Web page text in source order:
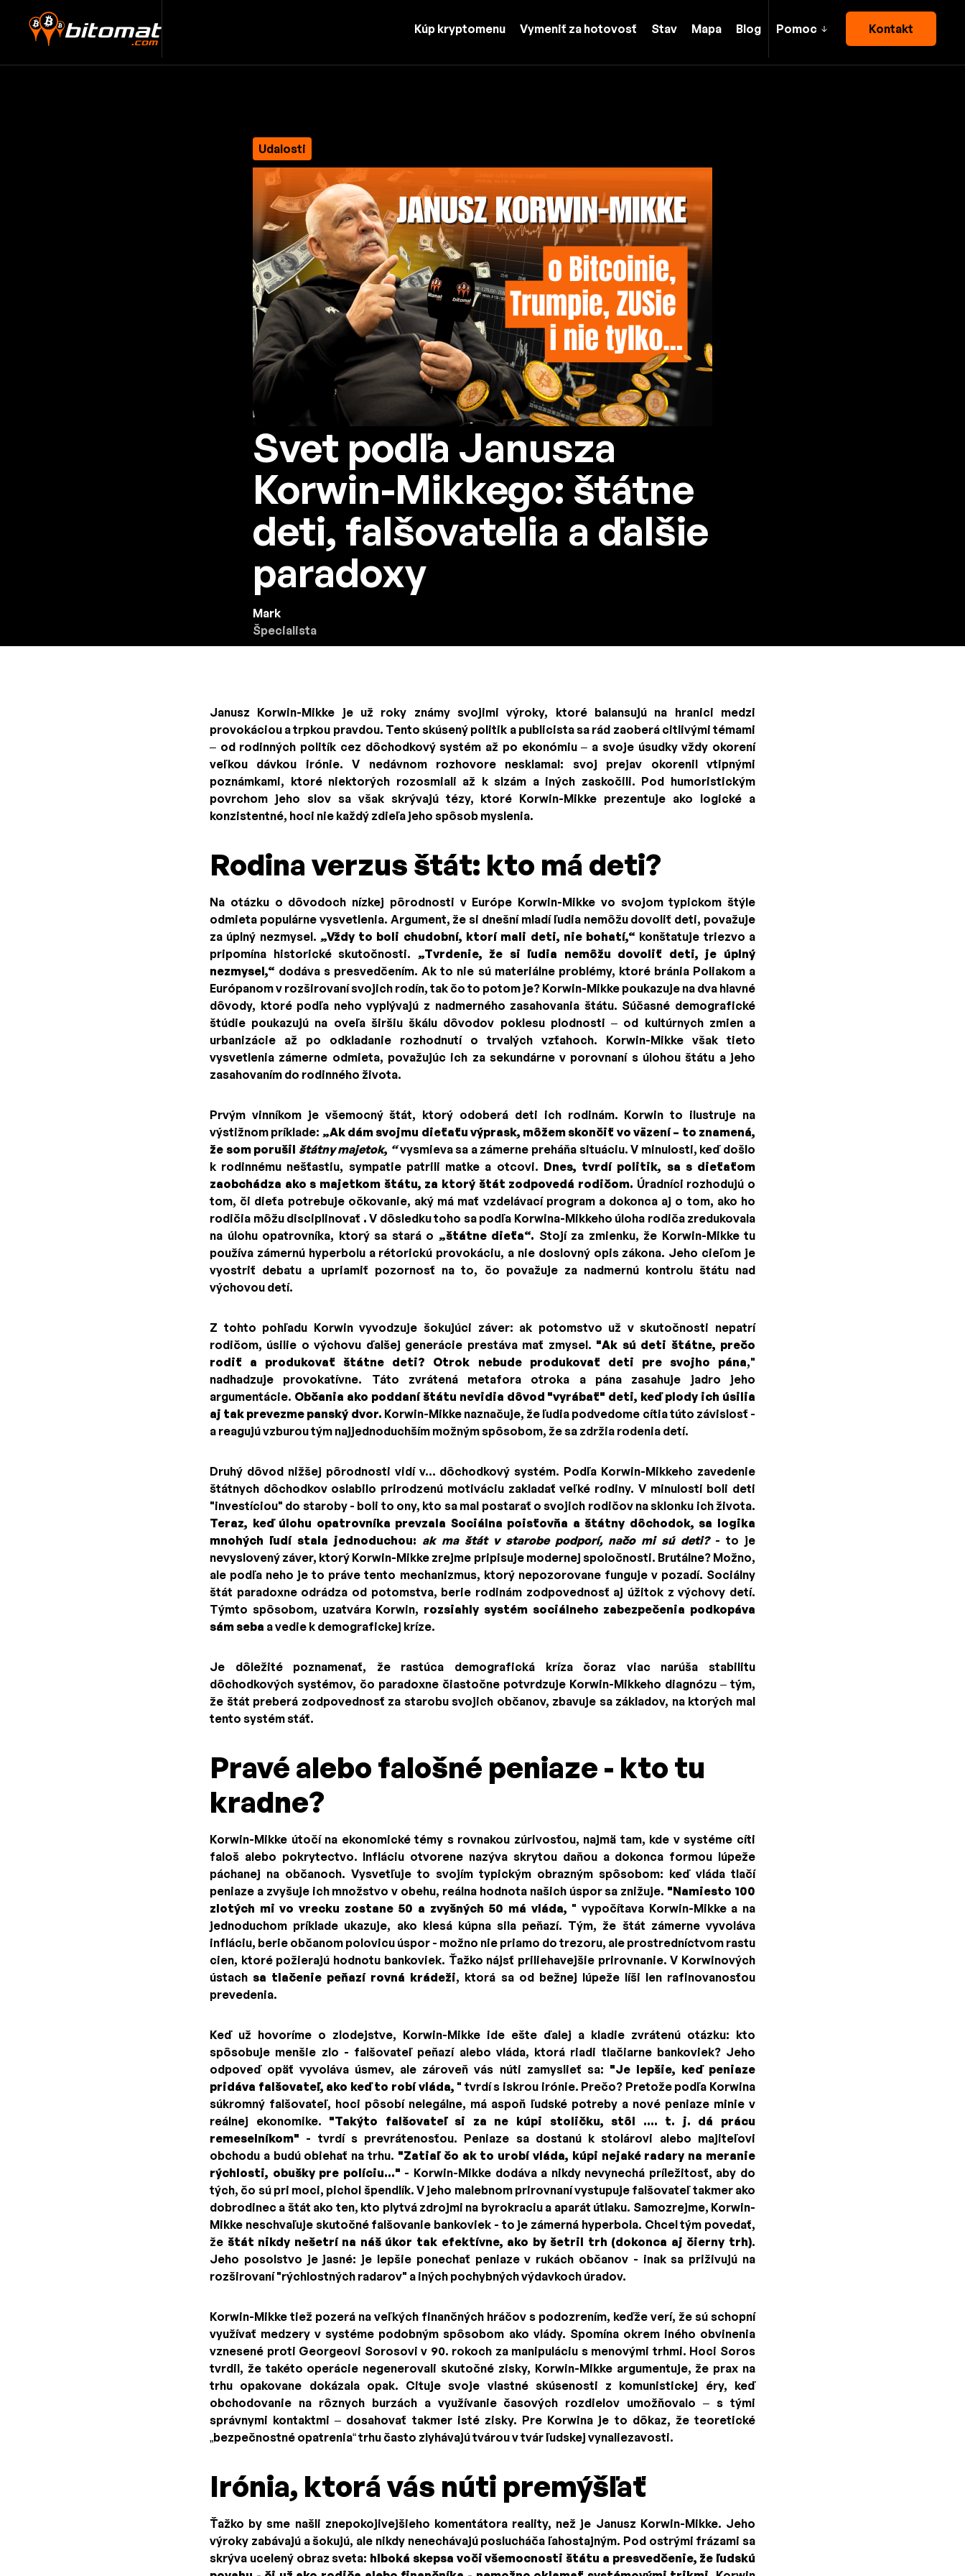
Kúp kryptomenu Vymeniť za hotovosť Stav Mapa Blog Pomoc Kontakt
Udalosti
Svet podľa Janusza
Korwin-Mikkego: štátne
deti, falšovatelia a ďalšie
paradoxy
Mark
Špecialista
Janusz Korwin-Mikke je už roky známy svojimi výroky, ktoré balansujú na hranici medzi
provokáciou a trpkou pravdou. Tento skúsený politik a publicista sa rád zaoberá citlivými témami
– od rodinných politík cez dôchodkový systém až po ekonómiu – a svoje úsudky vždy okorení
veľkou dávkou irónie. V nedávnom rozhovore nesklamal: svoj prejav okorenil vtipnými
poznámkami, ktoré niektorých rozosmiali až k slzám a iných zaskočili. Pod humoristickým
povrchom jeho slov sa však skrývajú tézy, ktoré Korwin-Mikke prezentuje ako logické a
konzistentné, hoci nie každý zdieľa jeho spôsob myslenia.
Rodina verzus štát: kto má deti?
Na otázku o dôvodoch nízkej pôrodnosti v Európe Korwin-Mikke vo svojom typickom štýle
odmieta populárne vysvetlenia. Argument, že si dnešní mladí ľudia nemôžu dovoliť deti, považuje
za úplný nezmysel. „Vždy to boli chudobní, ktorí mali deti, nie bohatí,“ konštatuje triezvo a
pripomína historické skutočnosti. „Tvrdenie, že si ľudia nemôžu dovoliť deti, je úplný
nezmysel,“ dodáva s presvedčením. Ak to nie sú materiálne problémy, ktoré bránia Poliakom a
Európanom v rozširovaní svojich rodín, tak čo to potom je? Korwin-Mikke poukazuje na dva hlavné
dôvody, ktoré podľa neho vyplývajú z nadmerného zasahovania štátu. Súčasné demografické
štúdie poukazujú na oveľa širšiu škálu dôvodov poklesu plodnosti – od kultúrnych zmien a
urbanizácie až po odkladanie rozhodnutí o trvalých vzťahoch. Korwin-Mikke však tieto
vysvetlenia zámerne odmieta, považujúc ich za sekundárne v porovnaní s úlohou štátu a jeho
zasahovaním do rodinného života.
Prvým vinníkom je všemocný štát, ktorý odoberá deti ich rodinám. Korwin to ilustruje na
výstižnom príklade: „Ak dám svojmu dieťaťu výprask, môžem skončiť vo väzení – to znamená,
že som porušil štátny majetok, “vysmieva sa a zámerne preháňa situáciu. V minulosti, keď došlo
k rodinnému nešťastiu, sympatie patrili matke a otcovi. Dnes, tvrdí politik, sa s dieťaťom
zaobchádza ako s majetkom štátu, za ktorý štát zodpovedá rodičom. Úradníci rozhodujú o
tom, či dieťa potrebuje očkovanie, aký má mať vzdelávací program a dokonca aj o tom, ako ho
rodičia môžu disciplinovať . V dôsledku toho sa podľa Korwina-Mikkeho úloha rodiča zredukovala
na úlohu opatrovníka, ktorý sa stará o „štátne dieťa“. Stojí za zmienku, že Korwin-Mikke tu
používa zámernú hyperbolu a rétorickú provokáciu, a nie doslovný opis zákona. Jeho cieľom je
vyostriť debatu a upriamiť pozornosť na to, čo považuje za nadmernú kontrolu štátu nad
výchovou detí.
Z tohto pohľadu Korwin vyvodzuje šokujúci záver: ak potomstvo už v skutočnosti nepatrí
rodičom, úsilie o výchovu ďalšej generácie prestáva mať zmysel. "Ak sú deti štátne, prečo
rodiť a produkovať štátne deti? Otrok nebude produkovať deti pre svojho pána,"
nadhadzuje provokatívne. Táto zvrátená metafora otroka a pána zasahuje jadro jeho
argumentácie. Občania ako poddaní štátu nevidia dôvod "vyrábať" deti, keď plody ich úsilia
aj tak prevezme panský dvor. Korwin-Mikke naznačuje, že ľudia podvedome cítia túto závislosť -
a reagujú vzburou tým najjednoduchším možným spôsobom, že sa zdržia rodenia detí.
Druhý dôvod nižšej pôrodnosti vidí v... dôchodkový systém. Podľa Korwin-Mikkeho zavedenie
štátnych dôchodkov oslabilo prirodzenú motiváciu zakladať veľké rodiny. V minulosti boli deti
"investíciou" do staroby - boli to ony, kto sa mal postarať o svojich rodičov na sklonku ich života.
Teraz, keď úlohu opatrovníka prevzala Sociálna poisťovňa a štátny dôchodok, sa logika
mnohých ľudí stala jednoduchou: ak ma štát v starobe podporí, načo mi sú deti?- to je
nevyslovený záver, ktorý Korwin-Mikke zrejme pripisuje modernej spoločnosti. Brutálne? Možno,
ale podľa neho je to práve tento mechanizmus, ktorý nepozorovane funguje v pozadí. Sociálny
štát paradoxne odrádza od potomstva, berie rodinám zodpovednosť aj úžitok z výchovy detí.
Týmto spôsobom, uzatvára Korwin, rozsiahly systém sociálneho zabezpečenia podkopáva
sám seba a vedie k demografickej kríze.
Je dôležité poznamenať, že rastúca demografická kríza čoraz viac narúša stabilitu
dôchodkových systémov, čo paradoxne čiastočne potvrdzuje Korwin-Mikkeho diagnózu – tým,
že štát preberá zodpovednosť za starobu svojich občanov, zbavuje sa základov, na ktorých mal
tento systém stáť.
Pravé alebo falošné peniaze - kto tu
kradne?
Korwin-Mikke útočí na ekonomické témy s rovnakou zúrivosťou, najmä tam, kde v systéme cíti
faloš alebo pokrytectvo. Infláciu otvorene nazýva skrytou daňou a dokonca formou lúpeže
páchanej na občanoch. Vysvetľuje to svojím typickým obrazným spôsobom: keď vláda tlačí
peniaze a zvyšuje ich množstvo v obehu, reálna hodnota našich úspor sa znižuje. "Namiesto 100
zlotých mi vo vrecku zostane 50 a zvyšných 50 má vláda, " vypočítava Korwin-Mikke a na
jednoduchom príklade ukazuje, ako klesá kúpna sila peňazí. Tým, že štát zámerne vyvoláva
infláciu, berie občanom polovicu úspor - možno nie priamo do trezoru, ale prostredníctvom rastu
cien, ktoré požierajú hodnotu bankoviek. Ťažko nájsť priliehavejšie prirovnanie. V Korwinových
ústachsa tlačenie peňazí rovná krádeži, ktorá sa od bežnej lúpeže líši len rafinovanosťou
prevedenia.
Keď už hovoríme o zlodejstve, Korwin-Mikke ide ešte ďalej a kladie zvrátenú otázku: kto
spôsobuje menšie zlo - falšovateľ peňazí alebo vláda, ktorá riadi tlačiarne bankoviek? Jeho
odpoveď opäť vyvoláva úsmev, ale zároveň vás núti zamyslieť sa: "Je lepšie, keď peniaze
pridáva falšovateľ, ako keď to robí vláda, " tvrdí s iskrou irónie. Prečo? Pretože podľa Korwina
súkromný falšovateľ, hoci pôsobí nelegálne, má aspoň ľudské potreby a nové peniaze minie v
reálnej ekonomike. "Takýto falšovateľ si za ne kúpi stoličku, stôl .... t. j. dá prácu
remeselníkom" - tvrdí s prevrátenosťou. Peniaze sa dostanú k stolárovi alebo majiteľovi
obchodu a budú obiehať na trhu. "Zatiaľ čo ak to urobí vláda, kúpi nejaké radary na meranie
rýchlosti, obušky pre políciu..." - Korwin-Mikke dodáva a nikdy nevynechá príležitosť, aby do
tých, čo sú pri moci, pichol špendlík. V jeho malebnom prirovnaní vystupuje falšovateľ takmer ako
dobrodinec a štát ako ten, kto plytvá zdrojmi na byrokraciu a aparát útlaku. Samozrejme, Korwin-
Mikke neschvaľuje skutočné falšovanie bankoviek - to je zámerná hyperbola. Chcel tým povedať,
že štát nikdy nešetrí na náš úkor tak efektívne, ako by šetril trh (dokonca aj čierny trh).
Jeho posolstvo je jasné: je lepšie ponechať peniaze v rukách občanov - inak sa priživujú na
rozširovaní "rýchlostných radarov" a iných pochybných výdavkoch úradov.
Korwin-Mikke tiež pozerá na veľkých finančných hráčov s podozrením, keďže verí, že sú schopní
využívať medzery v systéme podobným spôsobom ako vlády. Spomína okrem iného obvinenia
vznesené proti Georgeovi Sorosovi v 90. rokoch za manipuláciu s menovými trhmi. Hoci Soros
tvrdil, že takéto operácie negenerovali skutočné zisky, Korwin-Mikke argumentuje, že prax na
trhu opakovane dokázala opak. Cituje svoje vlastné skúsenosti z komunistickej éry, keď
obchodovanie na rôznych burzách a využívanie časových rozdielov umožňovalo – s tými
správnymi kontaktmi – dosahovať takmer isté zisky. Pre Korwina je to dôkaz, že teoretické
„bezpečnostné opatrenia“ trhu často zlyhávajú tvárou v tvár ľudskej vynaliezavosti.
Irónia, ktorá vás núti premýšľať
Ťažko by sme našli znepokojivejšieho komentátora reality, než je Janusz Korwin-Mikke. Jeho
výroky zabávajú a šokujú, ale nikdy nenechávajú poslucháča ľahostajným. Pod ostrými frázami sa
skrýva ucelený obraz sveta: hlboká skepsa voči všemocnosti štátu a presvedčenie, že ľudskú